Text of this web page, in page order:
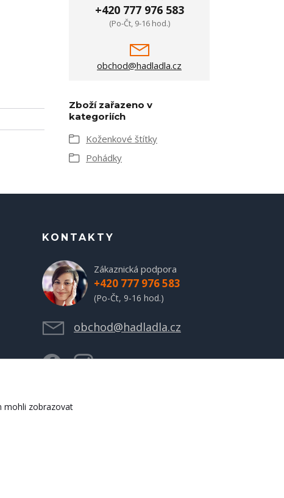
+420 777 976 583
(Po-Čt, 9-16 hod.)
obchod@hadladla.cz
Zboží zařazeno v
kategoriích
Koženkové štítky
Pohádky
KONTAKTY
Zákaznická podpora
+420 777 976 583
(Po-Čt, 9-16 hod.)
obchod@hadladla.cz
mohli zobrazovat